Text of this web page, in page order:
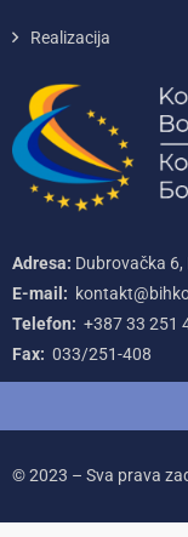
Realizacija
Adresa: Dubrovačka
E-mail:
Telefon: +387‌ 33‌ 251‌
Fax: 033/251-408
© 2023 – Sva prava